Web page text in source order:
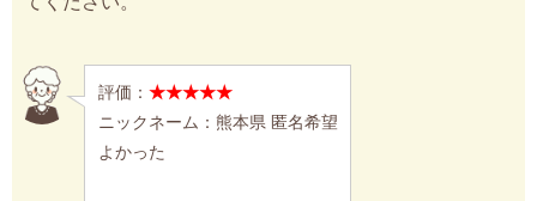
評価： ★★★★★
ニックネーム：熊本県 匿名希望
よかった